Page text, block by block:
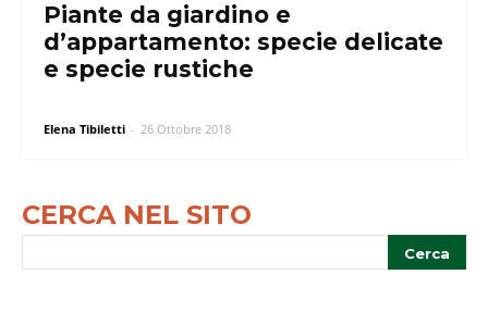
Piante da giardino e
d’appartamento: specie delicate
e specie rustiche
Elena Tibiletti - 26 Ottobre 2018
CERCA NEL SITO